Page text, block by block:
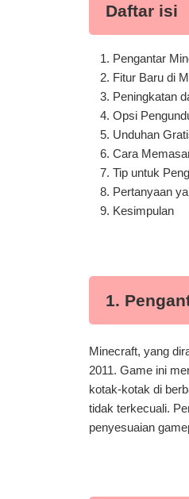
Daftar isi
Pengantar
Fitur Baru di
Peningkatan
Opsi
Unduhan
Cara
Tip untuk
Pertanyaan
Kesimpulan
1.
Minecraft, yang
2011. Game ini
kotak-kotak di
tidak terkecuali.
penyesuaian